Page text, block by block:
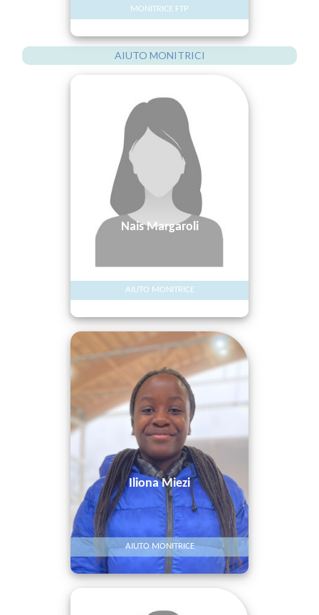
MONITRICE FTP
AIUTO MONITRICI
Nais Margaroli
AIUTO MONITRICE
Iliona Miezi
AIUTO MONITRICE